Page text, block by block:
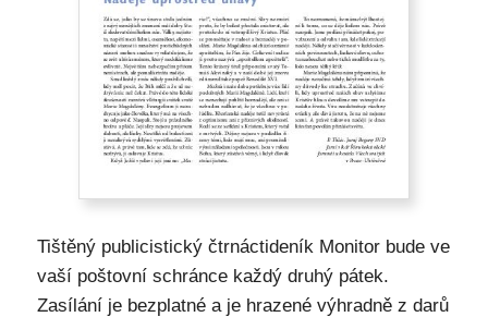
Tištěný publicistický čtrnáctideník Monitor bude ve
vaší poštovní schránce každý druhý pátek.
Zasílání je bezplatné a je hrazené výhradně z darů